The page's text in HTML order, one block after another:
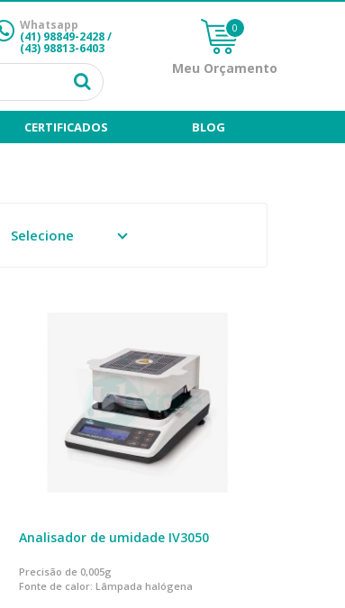
Whatsapp
(41) 98849-2428/
(43) 98813-6403
0
Meu Orçamento
CERTIFICADOS BLOG
Analisador de umidade IV3050
Precisão de 0,005g
Fonte de calor: Lâmpada halógena